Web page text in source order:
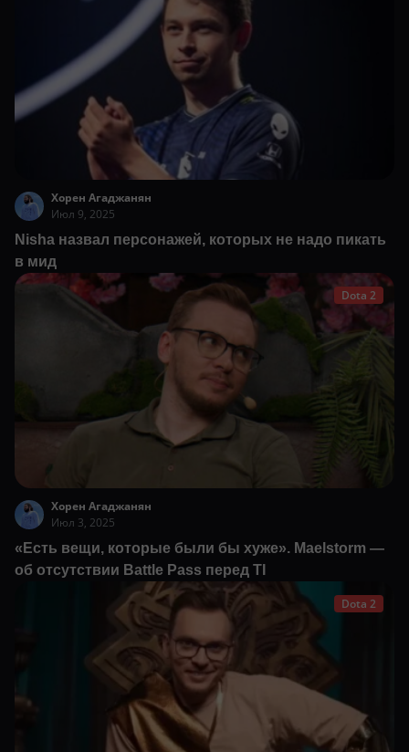
Хорен Агаджанян
Июл 9, 2025
Nisha назвал персонажей, которых не надо пикать
в мид
Dota 2
Хорен Агаджанян
Июл 3, 2025
«Есть вещи, которые были бы хуже». Maelstorm —
об отсутствии Battle Pass перед TI
Dota 2